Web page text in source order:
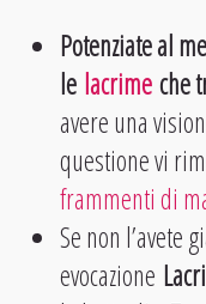
Potenziate al
le lacrimeche
avere una
questione vi
frammenti di
Se non l’avete
evocazione